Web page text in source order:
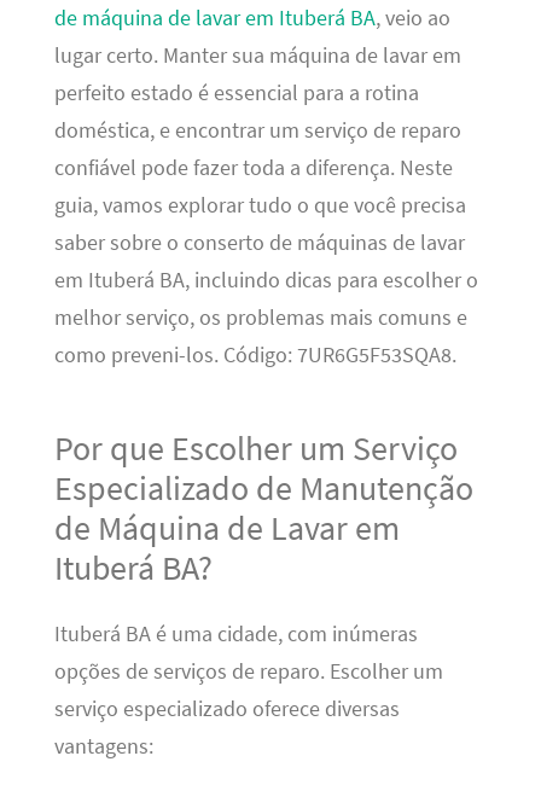
de máquina de lavar em Ituberá BA, veio ao
lugar certo. Manter sua máquina de lavar em
perfeito estado é essencial para a rotina
doméstica, e encontrar um serviço de reparo
confiável pode fazer toda a diferença. Neste
guia, vamos explorar tudo o que você precisa
saber sobre o conserto de máquinas de lavar
em Ituberá BA, incluindo dicas para escolher o
melhor serviço, os problemas mais comuns e
como preveni-los. Código: 7UR6G5F53SQA8.
Por que Escolher um Serviço
Especializado de Manutenção
de Máquina de Lavar em
Ituberá BA?
Ituberá BA é uma cidade, com inúmeras
opções de serviços de reparo. Escolher um
serviço especializado oferece diversas
vantagens: